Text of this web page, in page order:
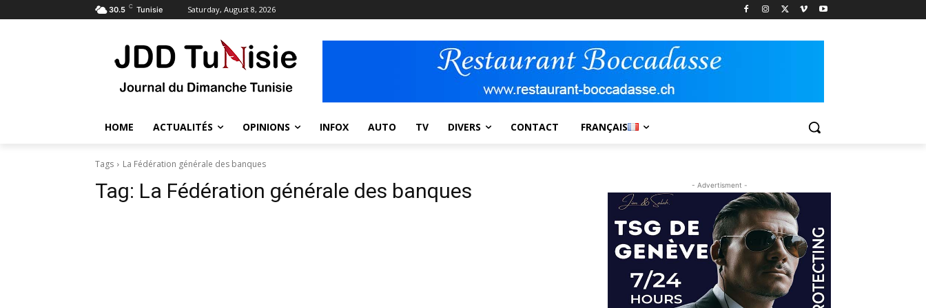
30.5 C Tunisie Saturday, August 8, 2026
HOME ACTUALITÉS OPINIONS INFOX AUTO TV DIVERS CONTACT FRANÇAIS
Tags La Fédération générale des banques
Tag: La Fédération générale des banques - Advertisment -